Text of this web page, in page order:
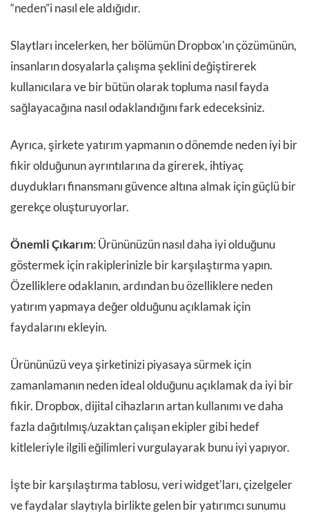
“neden”i nasıl ele aldığıdır.
Slaytları incelerken, her bölümün Dropbox'ın çözümünün,
insanların dosyalarla çalışma şeklini değiştirerek
kullanıcılara ve bir bütün olarak topluma nasıl fayda
sağlayacağına nasıl odaklandığını fark edeceksiniz.
Ayrıca, şirkete yatırım yapmanın o dönemde neden iyi bir
fikir olduğunun ayrıntılarına da girerek, ihtiyaç
duydukları finansmanı güvence altına almak için güçlü bir
gerekçe oluşturuyorlar.
Önemli Çıkarım: Ürününüzün nasıl daha iyi olduğunu
göstermek için rakiplerinizle bir karşılaştırma yapın.
Özelliklere odaklanın, ardından bu özelliklere neden
yatırım yapmaya değer olduğunu açıklamak için
faydalarını ekleyin.
Ürününüzü veya şirketinizi piyasaya sürmek için
zamanlamanın neden ideal olduğunu açıklamak da iyi bir
fikir. Dropbox, dijital cihazların artan kullanımı ve daha
fazla dağıtılmış/uzaktan çalışan ekipler gibi hedef
kitleleriyle ilgili eğilimleri vurgulayarak bunu iyi yapıyor.
İşte bir karşılaştırma tablosu, veri widget'ları, çizelgeler
ve faydalar slaytıyla birlikte gelen bir yatırımcı sunumu